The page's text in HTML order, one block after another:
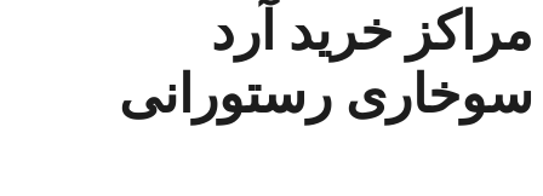
مراکز خرید آرد
سوخاری رستورانی